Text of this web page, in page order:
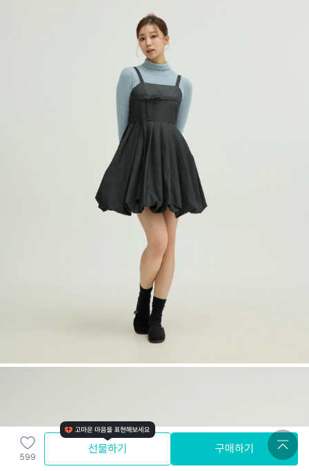
599
선물하기 구매하기